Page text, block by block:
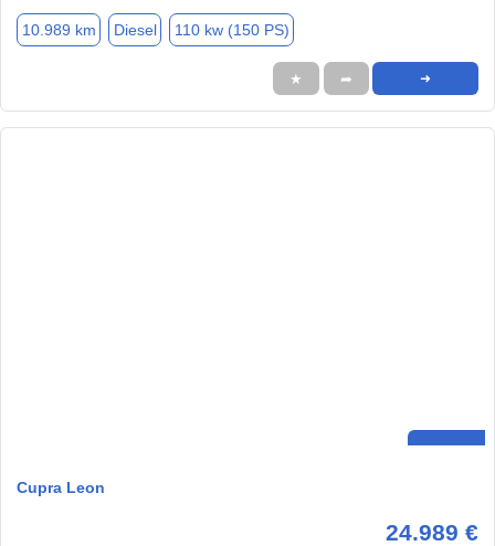
10.989 km Diesel 110 kw (150 PS)
★ ➦ ➜
Cupra Leon
24.989 €